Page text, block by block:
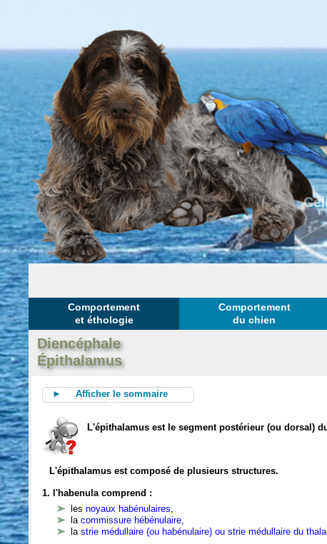
Comportement
et éthologie
Comportement
du chien
Diencéphale
Épithalamus
► Afficher le sommaire
L'épithalamus est le segment postérieur (ou dorsal)
L'épithalamus est composé de plusieurs structures.
1. l'habenula comprend :
lesnoyaux habénulaires,
lacommissure hébénulaire,
lastrie médullaire (ou habénulaire) ou strie médullaire du